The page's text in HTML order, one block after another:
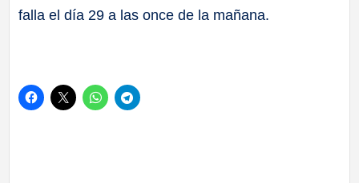
falla el día 29 a las once de la mañana.